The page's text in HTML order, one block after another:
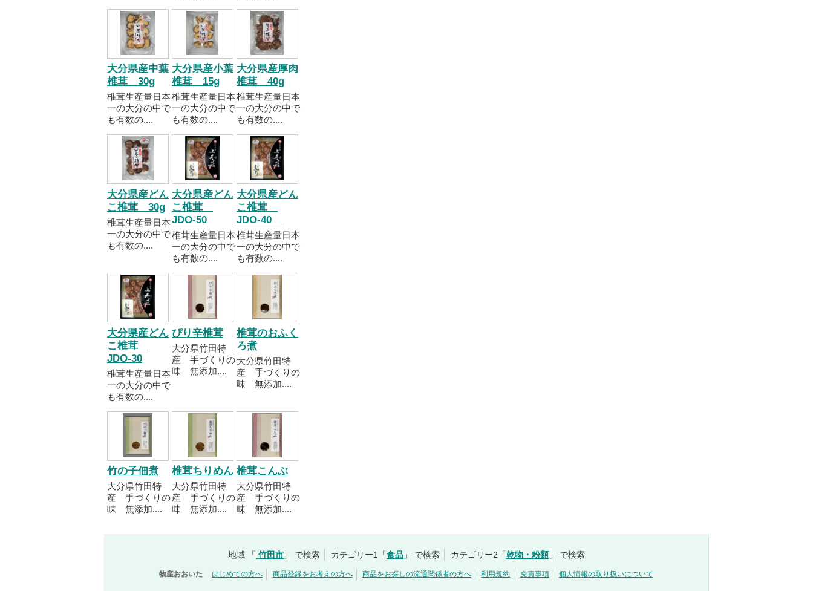
大分県産中葉
椎茸 30g
椎茸生産量日本
一の大分の中で
も有数の....
大分県産小葉
椎茸 15g
椎茸生産量日本
一の大分の中で
も有数の....
大分県産厚肉
椎茸 40g
椎茸生産量日本
一の大分の中で
も有数の....
大分県産どん
こ椎茸 30g
椎茸生産量日本
一の大分の中で
も有数の....
大分県産どん
こ椎茸
JDO-50
椎茸生産量日本
一の大分の中で
も有数の....
大分県産どん
こ椎茸
JDO-40
椎茸生産量日本
一の大分の中で
も有数の....
大分県産どん
こ椎茸
JDO-30
椎茸生産量日本
一の大分の中で
も有数の....
ぴり辛椎茸
大分県竹田特
産 手づくりの
味 無添加....
椎茸のおふく
ろ煮
大分県竹田特
産 手づくりの
味 無添加....
竹の子佃煮
大分県竹田特
産 手づくりの
味 無添加....
椎茸ちりめん
大分県竹田特
産 手づくりの
味 無添加....
椎茸こんぶ
大分県竹田特
産 手づくりの
味 無添加....
地域 「 竹田市 」 で検索 カテゴリー1「食品 」 で検索 カテゴリー2「乾物・粉類」 で検索
物産おおいた はじめての方へ 商品登録をお考えの方へ 商品をお探しの流通関係者の方へ 利用規約 免責事項 個人情報の取り扱いについて